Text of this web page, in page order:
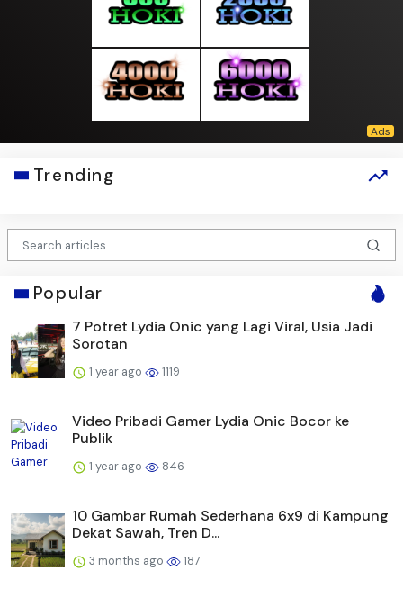
Trending
Popular
7 Potret Lydia Onic yang Lagi Viral, Usia Jadi
Sorotan
1 year ago 1119
Video Pribadi Gamer Lydia Onic Bocor ke
Publik
1 year ago 846
10 Gambar Rumah Sederhana 6x9 di Kampung
Dekat Sawah, Tren D...
3 months ago 187